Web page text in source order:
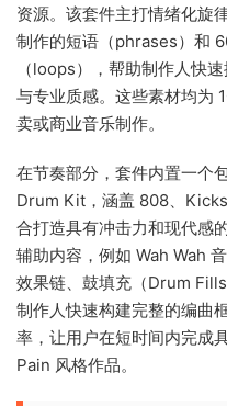
资源。该套件主打情绪化旋
制作的短语（phrases）和
（loops），帮助制作人快
与专业质感。这些素材均为
卖或商业音乐制作。
在节奏部分，套件内置一个
Drum Kit，涵盖 808、
合打造具有冲击力和现代感
辅助内容，例如 Wah Wah
效果链、鼓填充（Drum
制作人快速构建完整的编曲
率，让用户在短时间内完成
Pain 风格作品。